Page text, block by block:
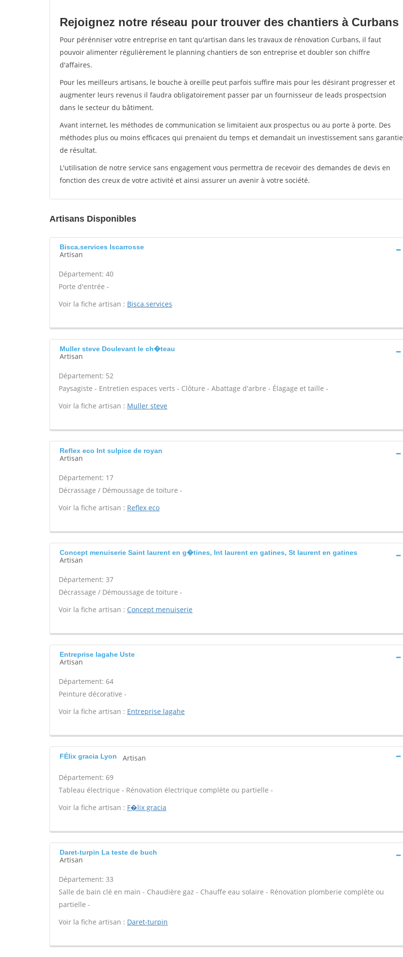
Rejoignez notre réseau pour trouver des chantiers à Curbans
Pour pérénniser votre entreprise en tant qu'artisan dans les travaux de rénovation Curbans, il faut
pouvoir alimenter régulièrement le planning chantiers de son entreprise et doubler son chiffre
d'affaires.
Pour les meilleurs artisans, le bouche à oreille peut parfois suffire mais pour les désirant progresser et
augmenter leurs revenus il faudra obligatoirement passer par un fournisseur de leads prospectsion
dans le secteur du bâtiment.
Avant internet, les méthodes de communication se limitaient aux prospectus ou au porte à porte. Des
méthodes plus ou moins efficaces qui prenaient du temps et demandait un investissement sans garantie
de résultat.
L'utilisation de notre service sans engagement vous permettra de recevoir des demandes de devis en
fonction des creux de votre activité et ainsi assurer un avenir à votre société.
Artisans Disponibles
Bisca.services Iscarrosse
Artisan
Département: 40
Porte d'entrée -
Voir la fiche artisan : Bisca.services
Muller steve Doulevant le ch�teau
Artisan
Département: 52
Paysagiste - Entretien espaces verts - Clôture - Abattage d'arbre - Élagage et taille -
Voir la fiche artisan : Muller steve
Reflex eco Int sulpice de royan
Artisan
Département: 17
Décrassage / Démoussage de toiture -
Voir la fiche artisan : Reflex eco
Concept menuiserie Saint laurent en g�tines, Int laurent en gatines, St laurent en gatines
Artisan
Département: 37
Décrassage / Démoussage de toiture -
Voir la fiche artisan : Concept menuiserie
Entreprise lagahe Uste
Artisan
Département: 64
Peinture décorative -
Voir la fiche artisan : Entreprise lagahe
FÉlix gracia Lyon Artisan
Département: 69
Tableau électrique - Rénovation électrique complète ou partielle -
Voir la fiche artisan : F�lix gracia
Daret-turpin La teste de buch
Artisan
Département: 33
Salle de bain clé en main - Chaudière gaz - Chauffe eau solaire - Rénovation plomberie complète ou
partielle -
Voir la fiche artisan : Daret-turpin